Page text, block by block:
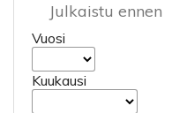
Julkaistu ennen
Vuosi
Kuukausi